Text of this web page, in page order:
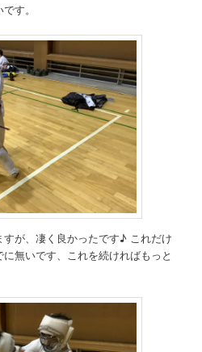
す。
が、凄く良かったです♪ これだけ
無いです、これを続ければもっと